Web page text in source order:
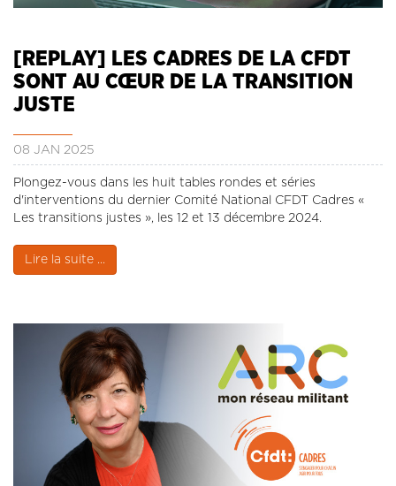
L’OBSERVATOIRE DES CADRES
[REPLAY] LES CADRES DE LA CFDT
SONT AU CŒUR DE LA TRANSITION
JUSTE
08 JAN 2025
Plongez-vous dans les huit tables rondes et séries
d'interventions du dernier Comité National CFDT Cadres «
Les transitions justes », les 12 et 13 décembre 2024.
Lire la suite ...